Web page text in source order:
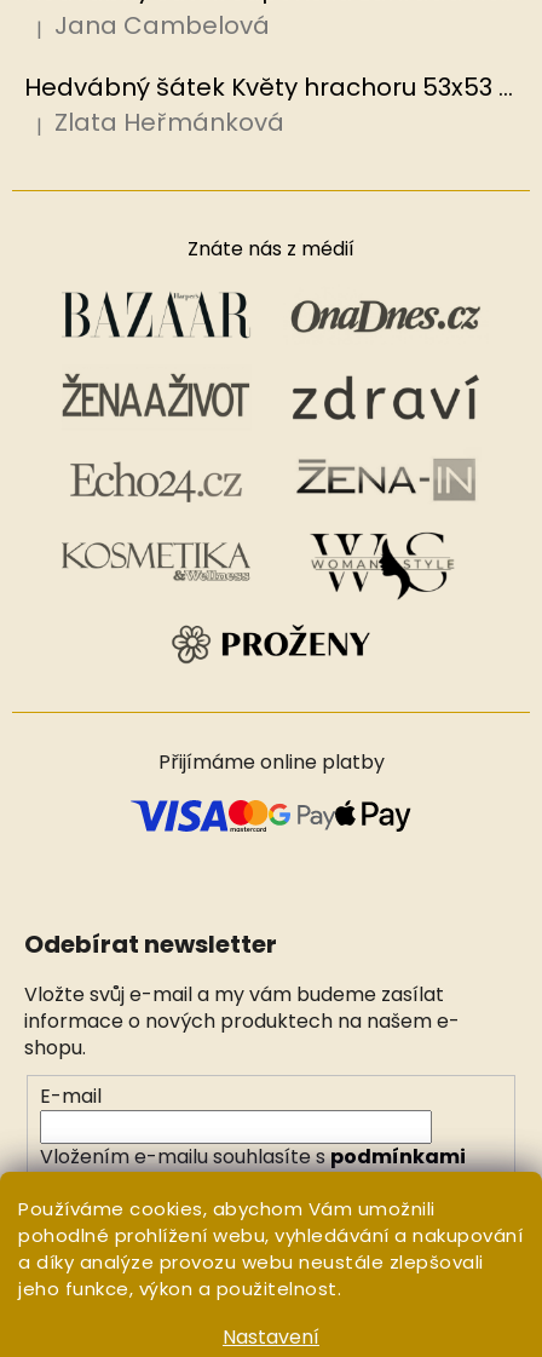
Používáme cookies, abychom Vám umožnili
pohodlné prohlížení webu, vyhledávání a nakupování
a díky analýze provozu webu neustále zlepšovali
jeho funkce, výkon a použitelnost.
Nastavení
Hodnocení produktu je 5 z 5 hvězdiček.
| Jana Cambelová
Hedvábný šátek Květy hrachoru 53x53 cm v dárkovém balení, HEDVÁBNÝ SVĚT
Hodnocení produktu je 5 z 5 hvězdiček.
| Zlata Heřmánková
Znáte nás z médií
Přijímáme online platby
Odebírat newsletter
Vložte svůj e-mail a my vám budeme zasílat
informace o nových produktech na našem e-
shopu.
E-mail
Vložením e-mailu souhlasíte spodmínkami
PŘIHLÁSIT SE